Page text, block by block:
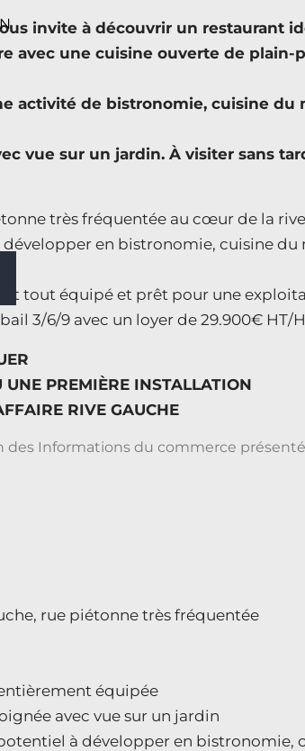
vous invite à découvrir un restaurant
avec une cuisine ouverte de plain-
activité de bistronomie, cuisine du
vue sur un jardin. À visiter sans
très fréquentée au cœur de la
développer en bistronomie, cuisine du
tout équipé et prêt pour une
3/6/9 avec un loyer de 29.900€ HT/
UNE PREMIÈRE INSTALLATION
RIVE GAUCHE
rue piétonne très fréquentée
équipée
avec vue sur un jardin
à développer en bistronomie,